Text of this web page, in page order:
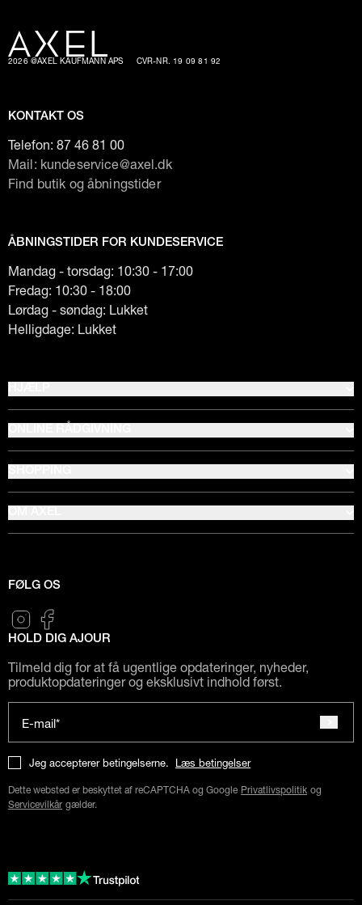
2026 @AXEL KAUFMANN APS CVR-NR. 19 09 81 92
KONTAKT OS
Telefon: 87 46 81 00
Mail: kundeservice@axel.dk
Find butik og åbningstider
ÅBNINGSTIDER FOR KUNDESERVICE
Mandag - torsdag: 10:30 - 17:00
Fredag: 10:30 - 18:00
Lørdag - søndag: Lukket
Helligdage: Lukket
FØLG OS
HOLD DIG AJOUR
Tilmeld dig for at få ugentlige opdateringer, nyheder,
produktopdateringer og eksklusivt indhold først.
E-mail*
Jeg accepterer betingelserne. Læs betingelser
Dette websted er beskyttet af reCAPTCHA og Google Privatlivspolitik og
Servicevilkår gælder.